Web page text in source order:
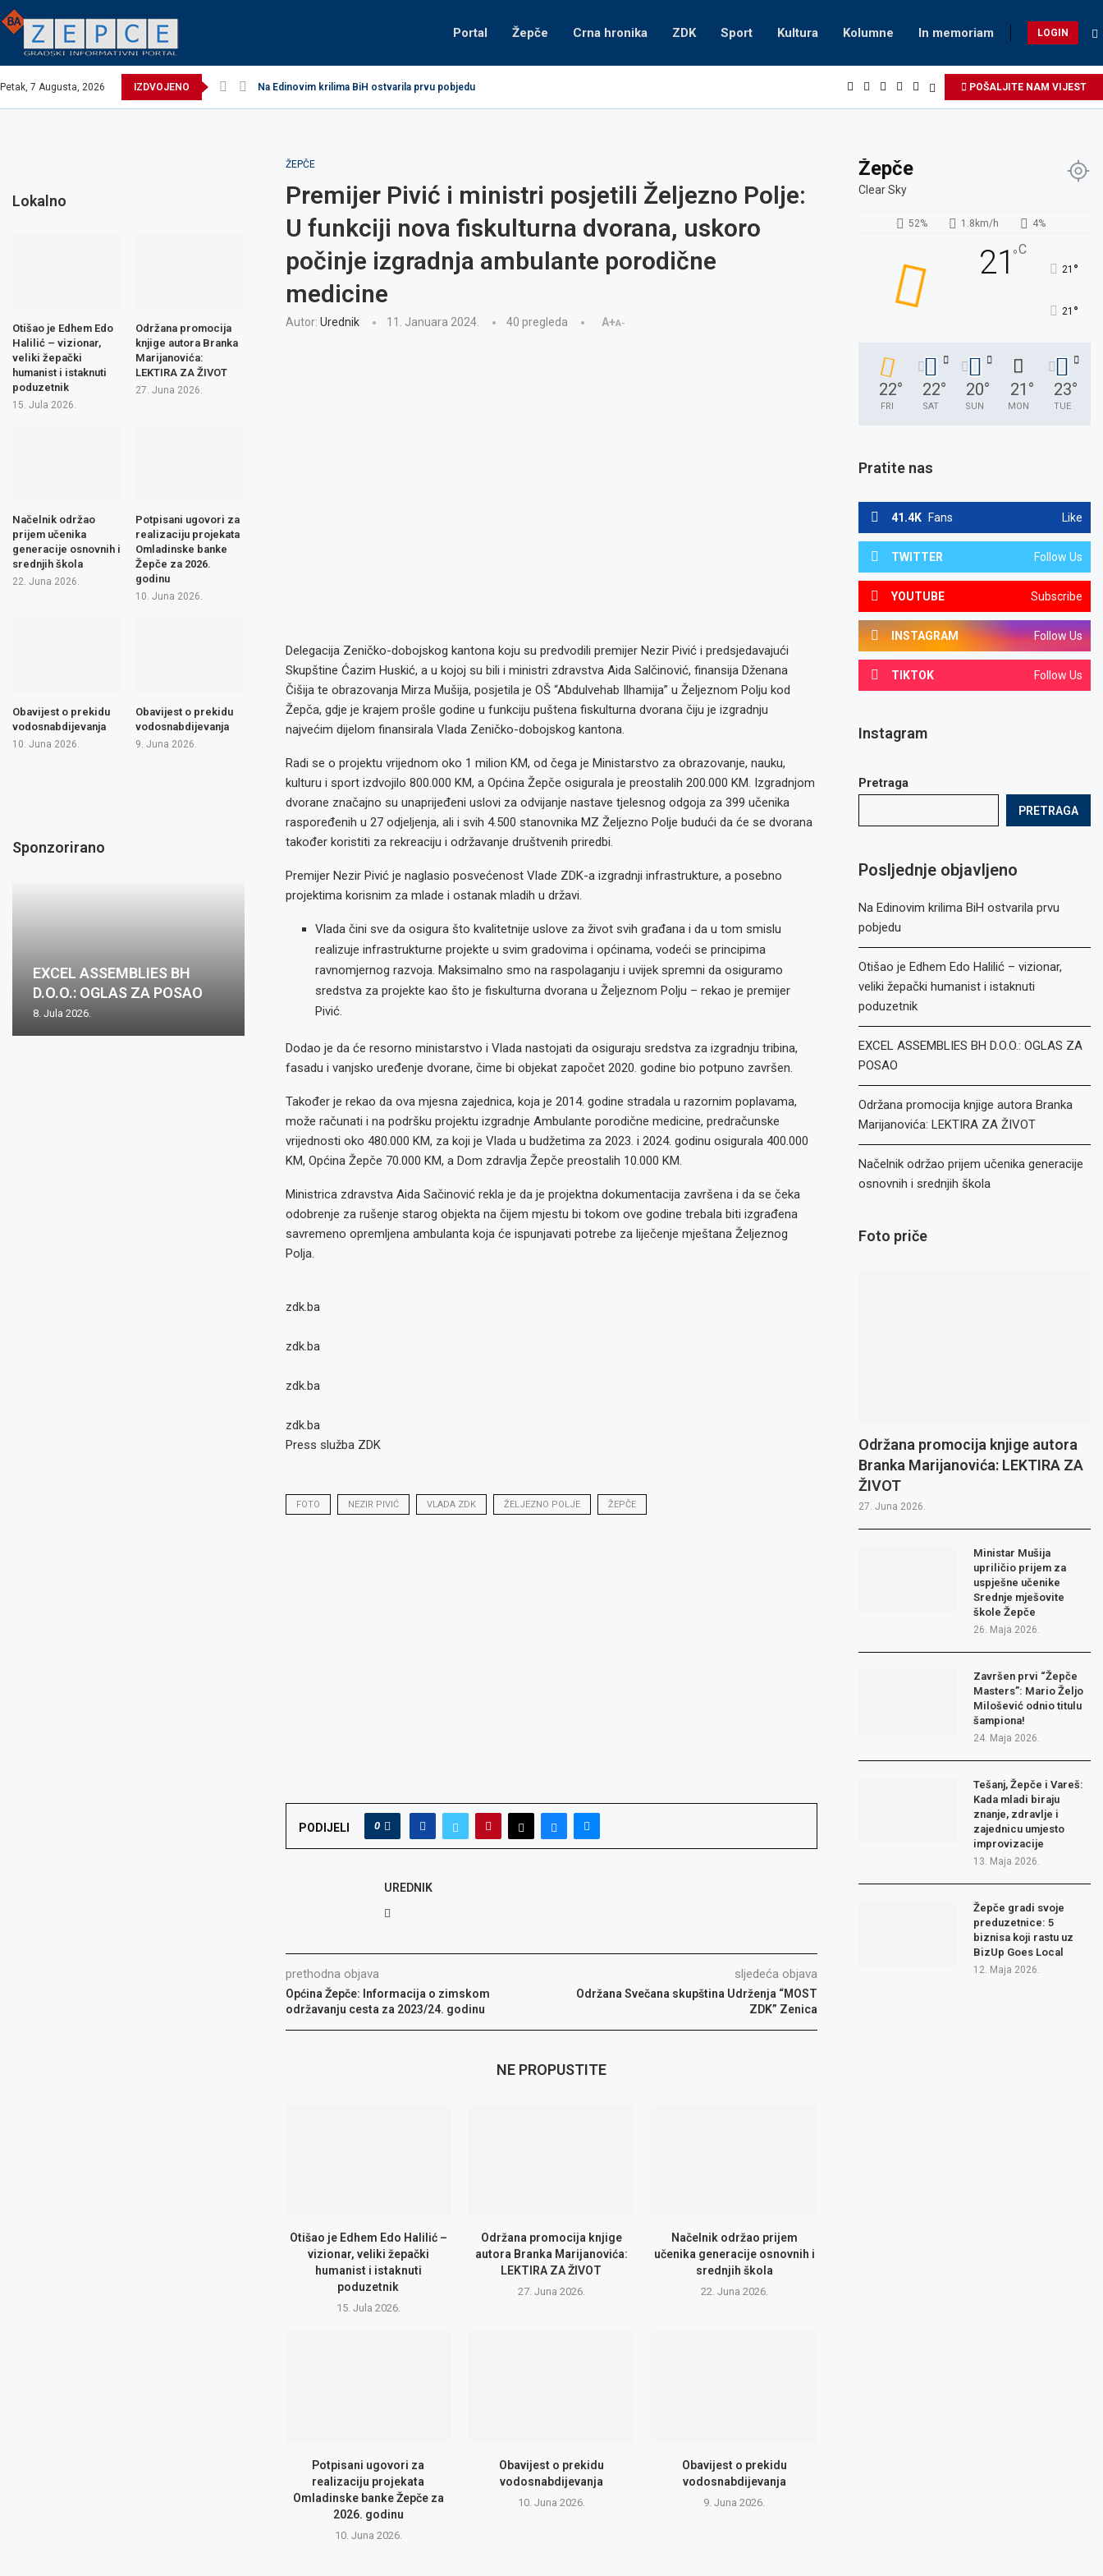
Portal Žepče Crna hronika ZDK Sport Kultura Kolumne In memoriam LOGIN
Petak, 7 Augusta, 2026 IZDVOJENO Na Edinovim krilima BiH ostvarila prvu pobjedu POŠALJITE NAM VIJEST
ŽEPČE
Premijer Pivić i ministri posjetili Željezno Polje:
U funkciji nova fiskulturna dvorana, uskoro
počinje izgradnja ambulante porodične
medicine
Autor: Urednik 11. Januara 2024. 40 pregleda A+A-
Delegacija Zeničko-dobojskog kantona koju su predvodili premijer Nezir Pivić i predsjedavajući
Skupštine Ćazim Huskić, a u kojoj su bili i ministri zdravstva Aida Salčinović, finansija Dženana
Čišija te obrazovanja Mirza Mušija, posjetila je OŠ “Abdulvehab Ilhamija” u Željeznom Polju kod
Žepča, gdje je krajem prošle godine u funkciju puštena fiskulturna dvorana čiju je izgradnju
najvećim dijelom finansirala Vlada Zeničko-dobojskog kantona.
Radi se o projektu vrijednom oko 1 milion KM, od čega je Ministarstvo za obrazovanje, nauku,
kulturu i sport izdvojilo 800.000 KM, a Općina Žepče osigurala je preostalih 200.000 KM. Izgradnjom
dvorane značajno su unaprijeđeni uslovi za odvijanje nastave tjelesnog odgoja za 399 učenika
raspoređenih u 27 odjeljenja, ali i svih 4.500 stanovnika MZ Željezno Polje budući da će se dvorana
također koristiti za rekreaciju i održavanje društvenih priredbi.
Premijer Nezir Pivić je naglasio posvećenost Vlade ZDK-a izgradnji infrastrukture, a posebno
projektima korisnim za mlade i ostanak mladih u državi.
Vlada čini sve da osigura što kvalitetnije uslove za život svih građana i da u tom smislu
realizuje infrastrukturne projekte u svim gradovima i općinama, vodeći se principima
ravnomjernog razvoja. Maksimalno smo na raspolaganju i uvijek spremni da osiguramo
sredstva za projekte kao što je fiskulturna dvorana u Željeznom Polju – rekao je premijer
Pivić.
Dodao je da će resorno ministarstvo i Vlada nastojati da osiguraju sredstva za izgradnju tribina,
fasadu i vanjsko uređenje dvorane, čime bi objekat započet 2020. godine bio potpuno završen.
Također je rekao da ova mjesna zajednica, koja je 2014. godine stradala u razornim poplavama,
može računati i na podršku projektu izgradnje Ambulante porodične medicine, predračunske
vrijednosti oko 480.000 KM, za koji je Vlada u budžetima za 2023. i 2024. godinu osigurala 400.000
KM, Općina Žepče 70.000 KM, a Dom zdravlja Žepče preostalih 10.000 KM.
Ministrica zdravstva Aida Sačinović rekla je da je projektna dokumentacija završena i da se čeka
odobrenje za rušenje starog objekta na čijem mjestu bi tokom ove godine trebala biti izgrađena
savremeno opremljena ambulanta koja će ispunjavati potrebe za liječenje mještana Željeznog
Polja.
zdk.ba
zdk.ba
zdk.ba
zdk.ba
Press služba ZDK
FOTO NEZIR PIVIĆ VLADA ZDK ŽELJEZNO POLJE ŽEPČE
PODIJELI 0
UREDNIK
prethodna objava
Općina Žepče: Informacija o zimskom
održavanju cesta za 2023/24. godinu
sljedeća objava
Održana Svečana skupština Udrženja “MOST
ZDK” Zenica
NE PROPUSTITE
Otišao je Edhem Edo Halilić –
vizionar, veliki žepački
humanist i istaknuti
poduzetnik
15. Jula 2026.
Održana promocija knjige
autora Branka Marijanovića:
LEKTIRA ZA ŽIVOT
27. Juna 2026.
Načelnik održao prijem
učenika generacije osnovnih i
srednjih škola
22. Juna 2026.
Potpisani ugovori za
realizaciju projekata
Omladinske banke Žepče za
2026. godinu
10. Juna 2026.
Obavijest o prekidu
vodosnabdijevanja
10. Juna 2026.
Obavijest o prekidu
vodosnabdijevanja
9. Juna 2026.
Žepče
Clear Sky
52% 1.8km/h 4%
21°C
21 °
21 °
22°
FRI
22°
SAT
20°
SUN
21 °
MON
23°
TUE
Pratite nas
41.4K Fans Like
TWITTER Follow Us
YOUTUBE Subscribe
INSTAGRAM Follow Us
TIKTOK Follow Us
Instagram
Pretraga
PRETRAGA
Posljednje objavljeno
Na Edinovim krilima BiH ostvarila prvu
pobjedu
Otišao je Edhem Edo Halilić – vizionar,
veliki žepački humanist i istaknuti
poduzetnik
EXCEL ASSEMBLIES BH D.O.O.: OGLAS ZA
POSAO
Održana promocija knjige autora Branka
Marijanovića: LEKTIRA ZA ŽIVOT
Načelnik održao prijem učenika generacije
osnovnih i srednjih škola
Foto priče
Održana promocija knjige autora
Branka Marijanovića: LEKTIRA ZA
ŽIVOT
27. Juna 2026.
Ministar Mušija
upriličio prijem za
uspješne učenike
Srednje mješovite
škole Žepče
26. Maja 2026.
Završen prvi “Žepče
Masters”: Mario Željo
Milošević odnio titulu
šampiona!
24. Maja 2026.
Tešanj, Žepče i Vareš:
Kada mladi biraju
znanje, zdravlje i
zajednicu umjesto
improvizacije
13. Maja 2026.
Žepče gradi svoje
preduzetnice: 5
biznisa koji rastu uz
BizUp Goes Local
12. Maja 2026.
Lokalno
Otišao je Edhem Edo
Halilić – vizionar,
veliki žepački
humanist i istaknuti
poduzetnik
15. Jula 2026.
Održana promocija
knjige autora Branka
Marijanovića:
LEKTIRA ZA ŽIVOT
27. Juna 2026.
Načelnik održao
prijem učenika
generacije osnovnih i
srednjih škola
22. Juna 2026.
Potpisani ugovori za
realizaciju projekata
Omladinske banke
Žepče za 2026.
godinu
10. Juna 2026.
Obavijest o prekidu
vodosnabdijevanja
10. Juna 2026.
Obavijest o prekidu
vodosnabdijevanja
9. Juna 2026.
Sponzorirano
EXCEL ASSEMBLIES BH
D.O.O.: OGLAS ZA POSAO
8. Jula 2026.